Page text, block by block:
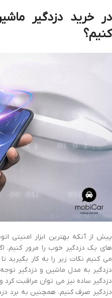
در خرید دزدگیر
کنیم؟
پیش از آنکه بهترین ابزار امنیتی
های یک دزدگیر خوب را مرور کنیم.
می کنیم نکات زیر را به کار بگیرید
دزدگیر به مدل ماشین و دزدگیر
دزدگیر ساده نیز می توان مراقبت
دزدگیر صرف کنیم. همچنین به برد